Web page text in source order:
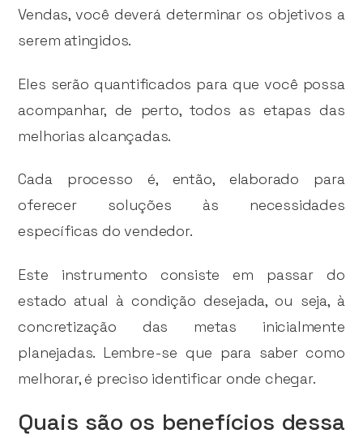
Vendas, você deverá determinar os objetivos a
serem atingidos.
Eles serão quantificados para que você possa
acompanhar, de perto, todos as etapas das
melhorias alcançadas.
Cada processo é, então, elaborado para
oferecer soluções às necessidades
específicas do vendedor.
Este instrumento consiste em passar do
estado atual à condição desejada, ou seja, à
concretização das metas inicialmente
planejadas. Lembre-se que para saber como
melhorar, é preciso identificar onde chegar.
Quais são os benefícios dessa